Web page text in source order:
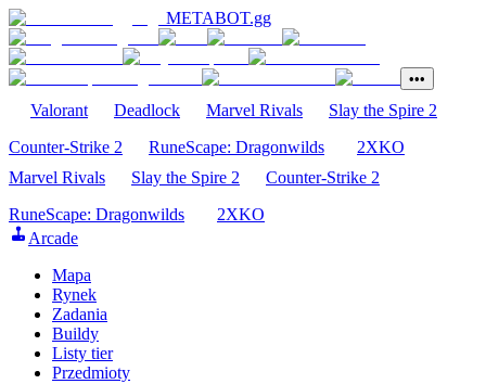
METABOT.gg
•••
Valorant Deadlock Marvel Rivals
Slay the Spire 2
Counter-Strike 2
RuneScape: Dragonwilds
2XKO
Marvel Rivals
Slay the Spire 2
Counter-Strike 2
RuneScape: Dragonwilds
2XKO
Arcade
Mapa
Rynek
Zadania
Buildy
Listy tier
Przedmioty